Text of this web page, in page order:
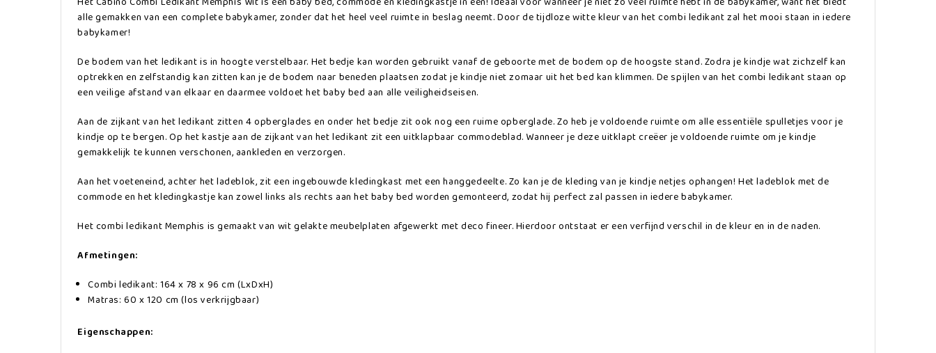
alle gemakken van een complete babykamer, zonder dat het heel veel ruimte in beslag neemt. Door de tijdloze witte kleur van het combi ledikant zal het mooi staan in iedere
babykamer!
De bodem van het ledikant is in hoogte verstelbaar. Het bedje kan worden gebruikt vanaf de geboorte met de bodem op de hoogste stand. Zodra je kindje wat zichzelf kan
optrekken en zelfstandig kan zitten kan je de bodem naar beneden plaatsen zodat je kindje niet zomaar uit het bed kan klimmen. De spijlen van het combi ledikant staan op
een veilige afstand van elkaar en daarmee voldoet het baby bed aan alle veiligheidseisen.
Aan de zijkant van het ledikant zitten 4 opberglades en onder het bedje zit ook nog een ruime opberglade. Zo heb je voldoende ruimte om alle essentiële spulletjes voor je
kindje op te bergen. Op het kastje aan de zijkant van het ledikant zit een uitklapbaar commodeblad. Wanneer je deze uitklapt creëer je voldoende ruimte om je kindje
gemakkelijk te kunnen verschonen, aankleden en verzorgen.
Aan het voeteneind, achter het ladeblok, zit een ingebouwde kledingkast met een hanggedeelte. Zo kan je de kleding van je kindje netjes ophangen! Het ladeblok met de
commode en het kledingkastje kan zowel links als rechts aan het baby bed worden gemonteerd, zodat hij perfect zal passen in iedere babykamer.
Het combi ledikant Memphis is gemaakt van wit gelakte meubelplaten afgewerkt met deco fineer. Hierdoor ontstaat er een verfijnd verschil in de kleur en in de naden.
Afmetingen:
Combi ledikant: 164 x 78 x 96 cm (LxDxH)
Matras: 60 x 120 cm (los verkrijgbaar)
Eigenschappen: